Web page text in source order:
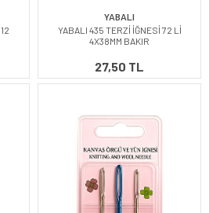
YABALI
YABALI 435 TERZİ İĞNESİ 72 Lİ
4X38MM BAKIR
27,50 TL